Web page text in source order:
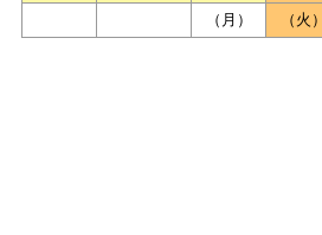
（月）
（火